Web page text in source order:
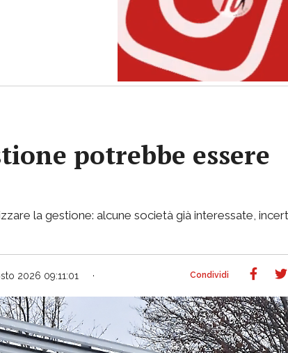
potrebbe essere
la gestione: alcune società già interessate,
2026 09:11:01